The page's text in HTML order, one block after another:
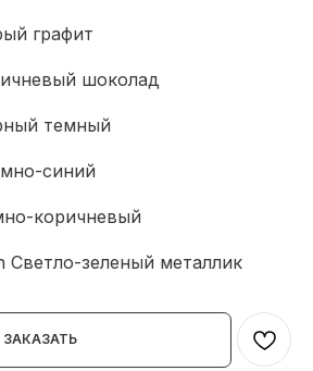
графит
шоколад
темный
синий
коричневый
Светло-зеленый металлик
ЗАКАЗАТЬ